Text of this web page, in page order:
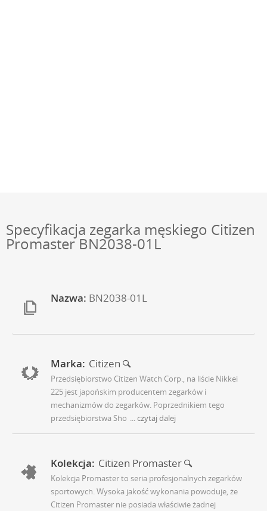
Specyfikacja zegarka męskiego Citizen
Promaster BN2038-01L
Nazwa: BN2038-01L
Marka: Citizen
Przedsiębiorstwo Citizen Watch Corp., na liście Nikkei
225 jest japońskim producentem zegarków i
mechanizmów do zegarków. Poprzednikiem tego
przedsiębiorstwa Sho ... czytaj dalej
Kolekcja: Citizen Promaster
Kolekcja Promaster to seria profesjonalnych zegarków
sportowych. Wysoka jakość wykonania powoduje, że
Citizen Promaster nie posiada właściwie żadnej